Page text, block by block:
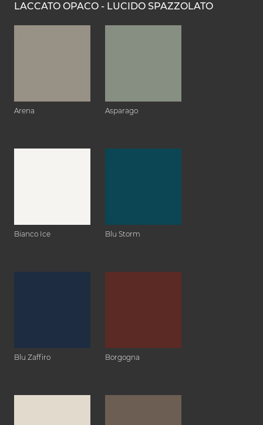
LACCATO OPACO - LUCIDO SPAZZOLATO
Arena Asparago
Bianco Ice Blu Storm
Blu Zaffiro Borgogna